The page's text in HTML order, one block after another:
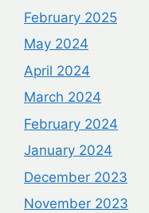
February 2025
May 2024
April 2024
March 2024
February 2024
January 2024
December 2023
November 2023